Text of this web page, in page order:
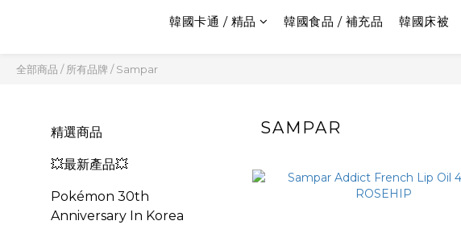
韓國卡通 / 精品 韓國食品 / 補充品 韓國床被
全部商品 /所有品牌 /Sampar
精選商品
💥最新產品💥
Pokémon 30th
Anniversary In Korea
SAMPAR